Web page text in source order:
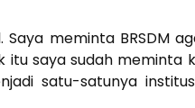
meminta BRSDM
saya sudah meminta
satu-satunya